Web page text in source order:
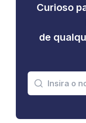
Curioso
de